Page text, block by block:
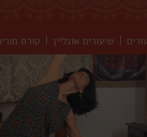
שיעורים אונליין קורס